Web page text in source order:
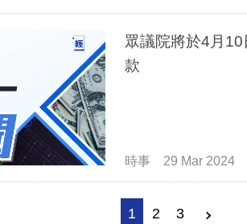
眾議院將於4月
款
時事 29 Mar 2024
1 2 3